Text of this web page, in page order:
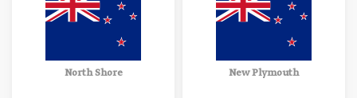
New Plymouth
North Shore